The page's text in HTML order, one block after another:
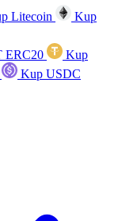
Litecoin
Kup
ERC20
Kup
Kup USDC